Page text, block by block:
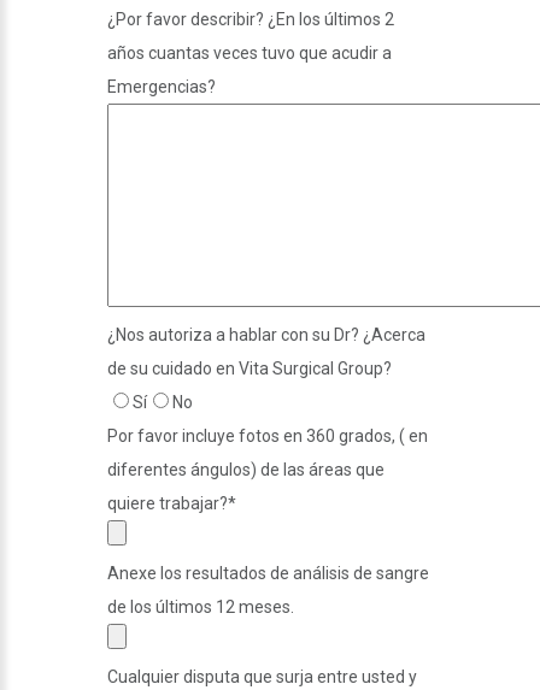
¿Por favor describir? ¿En los últimos 2
años cuantas veces tuvo que acudir a
Emergencias?
¿Nos autoriza a hablar con su Dr? ¿Acerca
de su cuidado en Vita Surgical Group?
Sí
No
Por favor incluye fotos en 360 grados, ( en
diferentes ángulos) de las áreas que
quiere trabajar?*
Anexe los resultados de análisis de sangre
de los últimos 12 meses.
Cualquier disputa que surja entre usted y